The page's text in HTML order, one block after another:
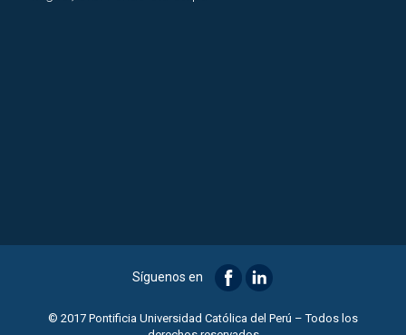
Síguenos en
© 2017 Pontificia Universidad Católica del Perú – Todos los